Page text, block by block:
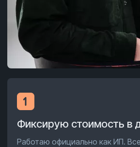
Фиксирую стоимость в
Работаю официально как ИП.